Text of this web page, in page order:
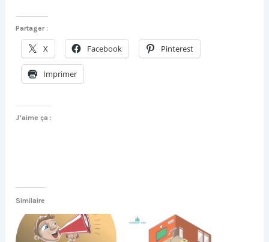
Partager :
X Facebook Pinterest
Imprimer
J’aime ça :
Similaire